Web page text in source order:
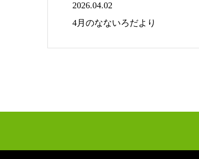
2026.04.02
4月のなないろだより